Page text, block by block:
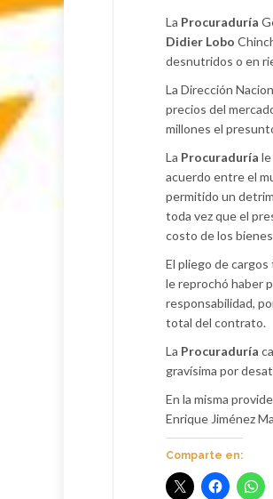
La Procuraduría
Didier Lobo
desnutridos o en
La Dirección
precios del
millones el
La Procuraduría
acuerdo entre el
permitido un
toda vez que el
costo de los
El pliego de
le reprochó haber
responsabilidad,
total del contrato.
La Procuraduría
gravísima por
En la misma
Enrique Jiménez
Comparte en: